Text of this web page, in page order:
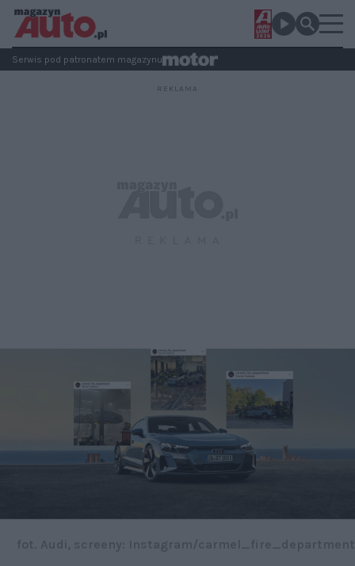
Serwis pod patronatem magazynu